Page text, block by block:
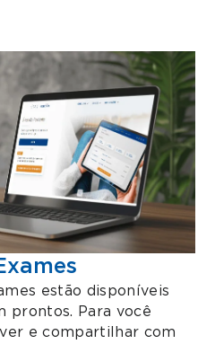
estão disponíveis
prontos. Para você
e compartilhar com